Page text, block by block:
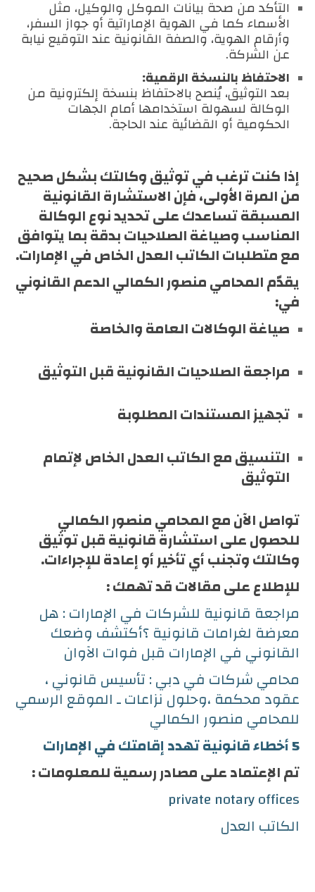
التأكد من صحة بيانات الموكل والوكيل، مثل
الأسماء كما في الهوية الإماراتية أو جواز السفر،
وأرقام الهوية، والصفة القانونية عند التوقيع نيابة
عن الشركة.
الاحتفاظ بالنسخة الرقمية:
بعد التوثيق، يُنصح بالاحتفاظ بنسخة إلكترونية من
الوكالة لسهولة استخدامها أمام الجهات
الحكومية أو القضائية عند الحاجة.
إذا كنت ترغب في توثيق وكالتك بشكل صحيح
من المرة الأولى، فإن الاستشارة القانونية
المسبقة تساعدك على تحديد نوع الوكالة
المناسب وصياغة الصلاحيات بدقة بما يتوافق
مع متطلبات الكاتب العدل الخاص في الإمارات.
يقدّمالمحامي منصور الكماليالدعم القانوني
في:
صياغة الوكالات العامة والخاصة
مراجعة الصلاحيات القانونية قبل التوثيق
تجهيز المستندات المطلوبة
التنسيق مع الكاتب العدل الخاص لإتمام
التوثيق
تواصل الآن مع المحامي منصور الكمالي
للحصول على استشارة قانونية قبل توثيق
وكالتك وتجنب أي تأخير أو إعادة للإجراءات.
للإطلاع على مقالات قد تهمك :
مراجعة قانونية للشركات في الإمارات : هل
معرضة لغرامات قانونية ؟أكتشف وضعك
القانوني في الإمارات قبل فوات الآوان
محامي شركات في دبي : تأسيس قانوني ،
عقود محكمة ،وحلول نزاعات ـ الموقع الرسمي
للمحامي منصور الكمالي
5 أخطاء قانونية تهدد إقامتك في الإمارات
تم الإعتماد على مصادر رسمية للمعلومات :
private notary offices
الكاتب العدل